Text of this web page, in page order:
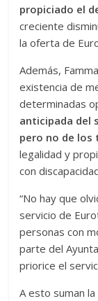
propiciado el
creciente
la oferta de
Además,
existencia de
determinadas
anticipada del
pero no de los
legalidad y
con
“No hay que
servicio de
personas con
parte del
priorice el
A esto suman la